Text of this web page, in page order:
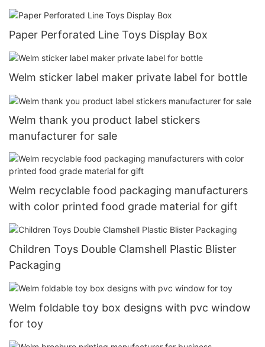
Paper Perforated Line Toys Display Box
Welm sticker label maker private label for bottle
Welm thank you product label stickers
manufacturer for sale
Welm recyclable food packaging manufacturers
with color printed food grade material for gift
Children Toys Double Clamshell Plastic Blister
Packaging
Welm foldable toy box designs with pvc window
for toy